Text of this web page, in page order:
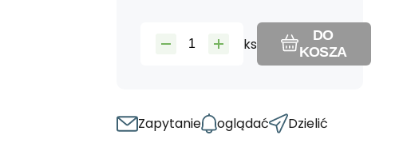
ks
DO
KOSZA
Zapytanie oglądać Dzielić